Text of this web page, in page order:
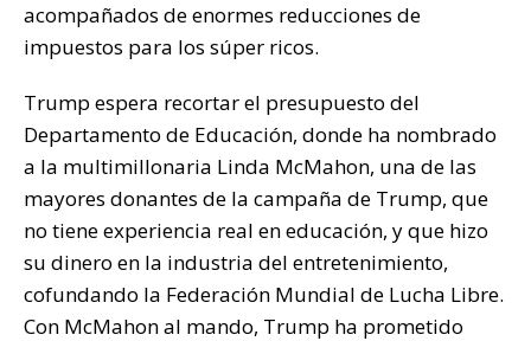
acompañados de enormes reducciones de
impuestos para los súper ricos.
Trump espera recortar el presupuesto del
Departamento de Educación, donde ha nombrado
a la multimillonaria Linda McMahon, una de las
mayores donantes de la campaña de Trump, que
no tiene experiencia real en educación, y que hizo
su dinero en la industria del entretenimiento,
cofundando la Federación Mundial de Lucha Libre.
Con McMahon al mando, Trump ha prometido